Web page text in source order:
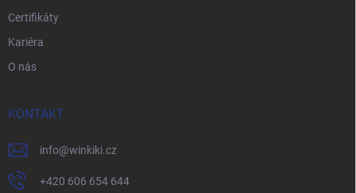
Certifikáty
Kariéra
O nás
KONTAKT
info@winkiki.cz
+420 606 654 644